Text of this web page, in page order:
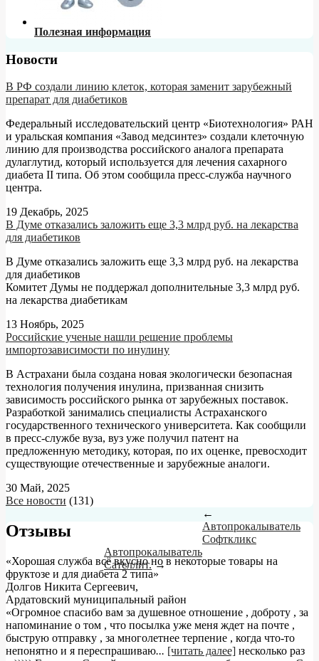
Полезная информация
Новости
В РФ создали линию клеток, которая заменит зарубежный
препарат для диабетиков
Федеральный исследовательский центр «Биотехнология» РАН
и уральская компания «Завод медсинтез» создали клеточную
линию для производства российского аналога препарата
дулаглутид, который используется для лечения сахарного
диабета II типа. Об этом сообщила пресс-служба научного
центра.
19 Декабрь, 2025
В Думе отказались заложить еще 3,3 млрд руб. на лекарства
для диабетиков
В Думе отказались заложить еще 3,3 млрд руб. на лекарства
для диабетиков
Комитет Думы не поддержал дополнительные 3,3 млрд руб.
на лекарства диабетикам
13 Ноябрь, 2025
Российские ученые нашли решение проблемы
импортозависимости по инулину
В Астрахани была создана новая экологически безопасная
технология получения инулина, призванная снизить
зависимость российского рынка от зарубежных поставок.
Разработкой занимались специалисты Астраханского
государственного технического университета. Как сообщили
в пресс-службе вуза, вуз уже получил патент на
предложенную методику, которая, по их оценке, превосходит
существующие отечественные и зарубежные аналоги.
30 Май, 2025
Все новости (131)
Отзывы
«Хорошая служба всё вкусно но в некоторые товары на
фруктозе и для диабета 2 типа»
Долгов Никита Сергеевич,
Ардатовский муниципальный район
«Огромное спасибо вам за душевное отношение , доброту , за
напоминание о том , что посылка уже меня ждет на почте ,
быструю отправку , за многолетнее терпение , когда что-то
непонятно и я переспрашиваю... [читать далее] несколько раз
←
Автопрокалыватель
Софткликс
Автопрокалыватель
Сателлит.→